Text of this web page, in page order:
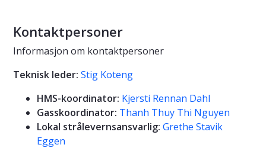
Kontaktpersoner
Informasjon om kontaktpersoner
Teknisk leder: Stig Koteng
HMS-koordinator: Kjersti Rennan Dahl
Gasskoordinator: Thanh Thuy Thi Nguyen
Lokal strålevernsansvarlig: Grethe Stavik
Eggen